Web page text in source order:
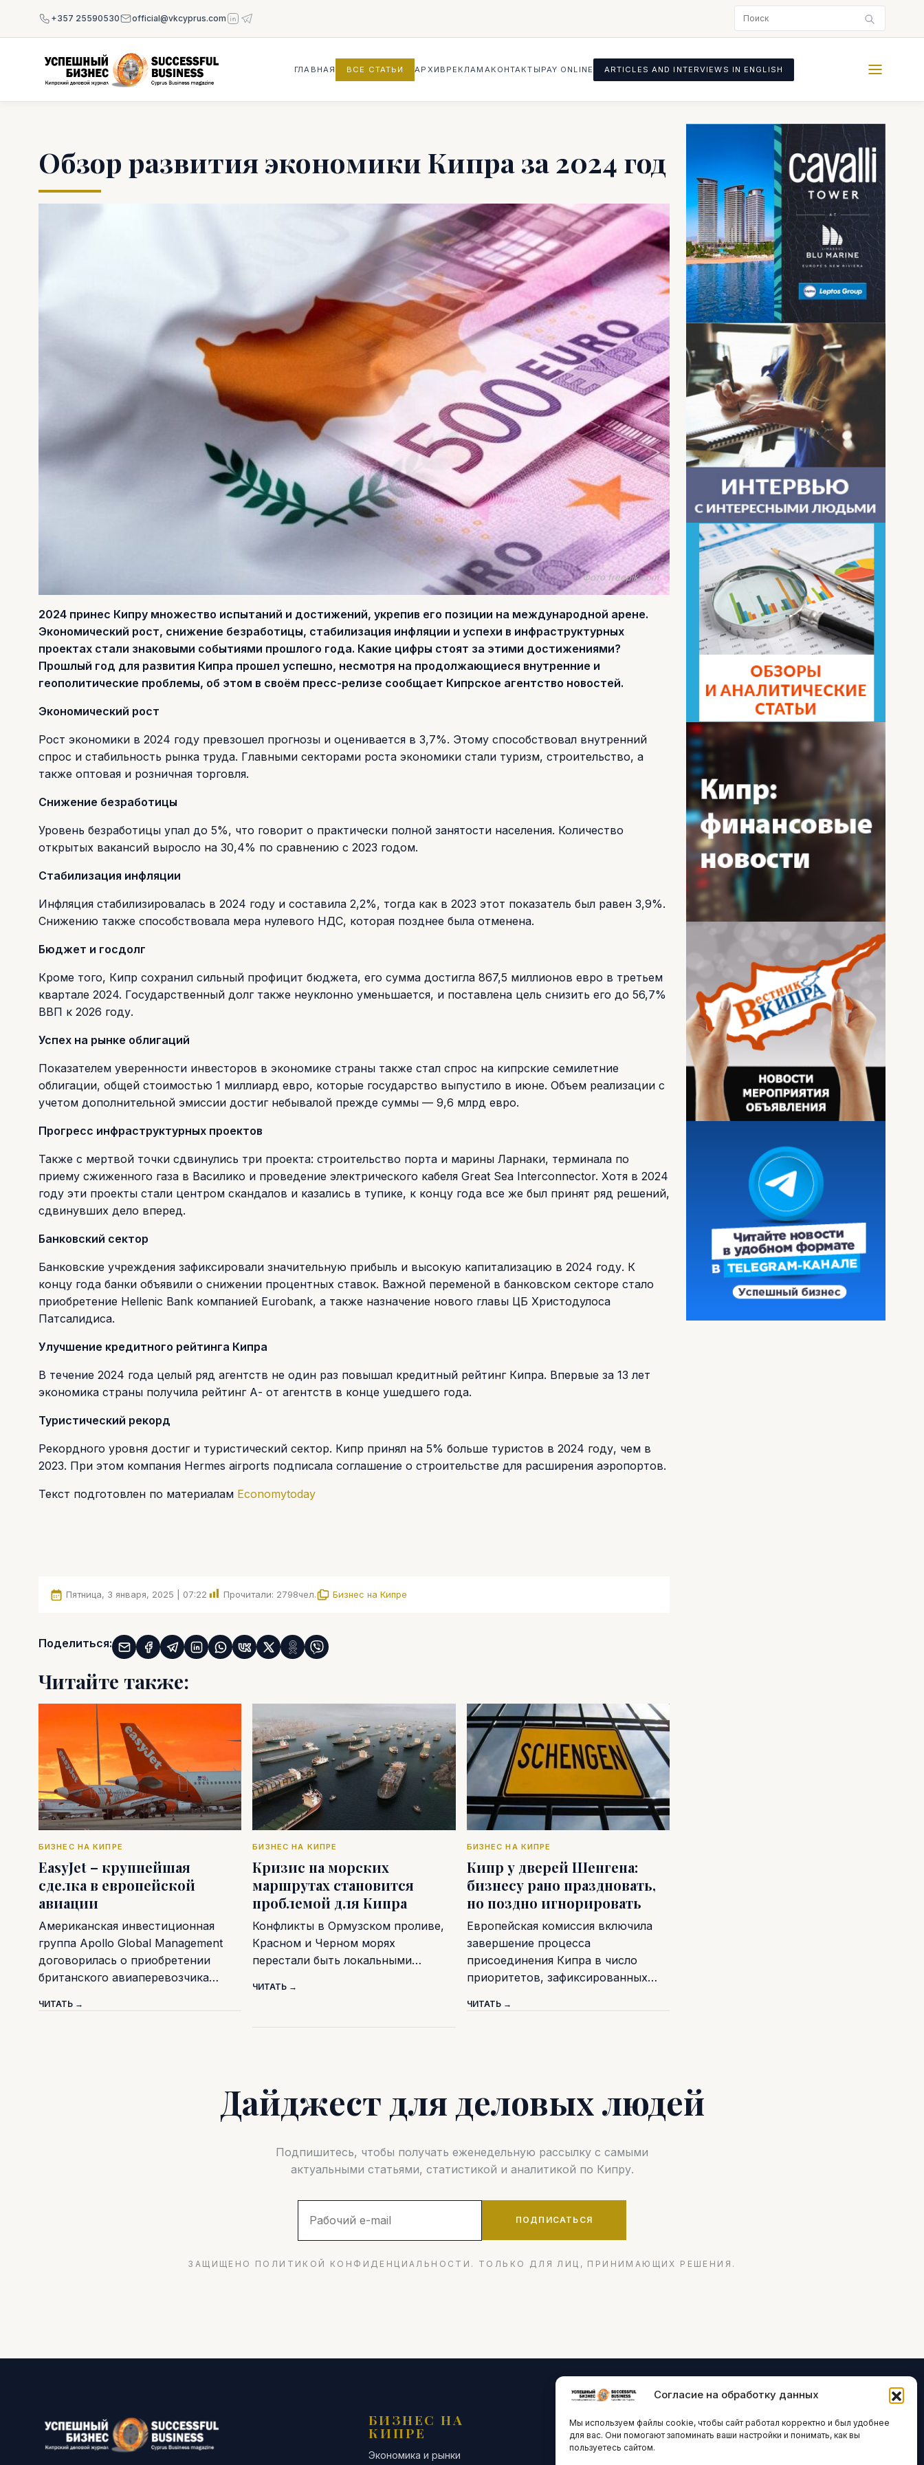
Согласие на обработку данных
Мы используем файлы cookie, чтобы сайт работал корректно и был удобнее
для вас. Они помогают запоминать ваши настройки и понимать, как вы
пользуетесь сайтом.
+357 25590530 official@vkcyprus.com
ГЛАВНАЯ ВСЕ СТАТЬИ АРХИВ РЕКЛАМА КОНТАКТЫ PAY ONLINE ARTICLES AND INTERVIEWS IN ENGLISH
Обзор развития экономики Кипра за 2024 год
Фото freepik.com
2024 принес Кипру множество испытаний и достижений, укрепив его позиции на международной арене.
Экономический рост, снижение безработицы, стабилизация инфляции и успехи в инфраструктурных
проектах стали знаковыми событиями прошлого года. Какие цифры стоят за этими достижениями?
Прошлый год для развития Кипра прошел успешно, несмотря на продолжающиеся внутренние и
геополитические проблемы, об этом в своём пресс-релизе сообщает Кипрское агентство новостей.
Экономический рост
Рост экономики в 2024 году превзошел прогнозы и оценивается в 3,7%. Этому способствовал внутренний
спрос и стабильность рынка труда. Главными секторами роста экономики стали туризм, строительство, а
также оптовая и розничная торговля.
Снижение безработицы
Уровень безработицы упал до 5%, что говорит о практически полной занятости населения. Количество
открытых вакансий выросло на 30,4% по сравнению с 2023 годом.
Стабилизация инфляции
Инфляция стабилизировалась в 2024 году и составила 2,2%, тогда как в 2023 этот показатель был равен 3,9%.
Снижению также способствовала мера нулевого НДС, которая позднее была отменена.
Бюджет и госдолг
Кроме того, Кипр сохранил сильный профицит бюджета, его сумма достигла 867,5 миллионов евро в третьем
квартале 2024. Государственный долг также неуклонно уменьшается, и поставлена цель снизить его до 56,7%
ВВП к 2026 году.
Успех на рынке облигаций
Показателем уверенности инвесторов в экономике страны также стал спрос на кипрские семилетние
облигации, общей стоимостью 1 миллиард евро, которые государство выпустило в июне. Объем реализации с
учетом дополнительной эмиссии достиг небывалой прежде суммы — 9,6 млрд евро.
Прогресс инфраструктурных проектов
Также с мертвой точки сдвинулись три проекта: строительство порта и марины Ларнаки, терминала по
приему сжиженного газа в Василико и проведение электрического кабеля Great Sea Interconnector. Хотя в 2024
году эти проекты стали центром скандалов и казались в тупике, к концу года все же был принят ряд решений,
сдвинувших дело вперед.
Банковский сектор
Банковские учреждения зафиксировали значительную прибыль и высокую капитализацию в 2024 году. К
концу года банки объявили о снижении процентных ставок. Важной переменой в банковском секторе стало
приобретение Hellenic Bank компанией Eurobank, а также назначение нового главы ЦБ Христодулоса
Патсалидиса.
Улучшение кредитного рейтинга Кипра
В течение 2024 года целый ряд агентств не один раз повышал кредитный рейтинг Кипра. Впервые за 13 лет
экономика страны получила рейтинг А- от агентств в конце ушедшего года.
Туристический рекорд
Рекордного уровня достиг и туристический сектор. Кипр принял на 5% больше туристов в 2024 году, чем в
2023. При этом компания Hermes airports подписала соглашение о строительстве для расширения аэропортов.
Текст подготовлен по материалам Economytoday
Пятница, 3 января, 2025 | 07:22 Прочитали: 2798чел. Бизнес на Кипре
Поделиться:
Читайте также:
БИЗНЕС НА КИПРЕ
EasyJet – крупнейшая
сделка в европейской
авиации
Американская инвестиционная
группа Apollo Global Management
договорилась о приобретении
британского авиаперевозчика…
ЧИТАТЬ →
БИЗНЕС НА КИПРЕ
Кризис на морских
маршрутах становится
проблемой для Кипра
Конфликты в Ормузском проливе,
Красном и Черном морях
перестали быть локальными…
ЧИТАТЬ →
БИЗНЕС НА КИПРЕ
Кипр у дверей Шенгена:
бизнесу рано праздновать,
но поздно игнорировать
Европейская комиссия включила
завершение процесса
присоединения Кипра в число
приоритетов, зафиксированных…
ЧИТАТЬ →
Дайджест для деловых людей
Подпишитесь, чтобы получать еженедельную рассылку с самыми
актуальными статьями, статистикой и аналитикой по Кипру.
ПОДПИСАТЬСЯ
ЗАЩИЩЕНО ПОЛИТИКОЙ КОНФИДЕНЦИАЛЬНОСТИ. ТОЛЬКО ДЛЯ ЛИЦ, ПРИНИМАЮЩИХ РЕШЕНИЯ.
БИЗНЕС НА
КИПРЕ
Экономика и рынки
ТЕХНОЛОГИИ И
ИННОВАЦИИ
Стартапы и исследования
ARTICLES IN
ENGLISH